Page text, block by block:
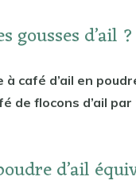
gousses d’ail ?
à café d’ail en
de flocons d’ail par
d’ail